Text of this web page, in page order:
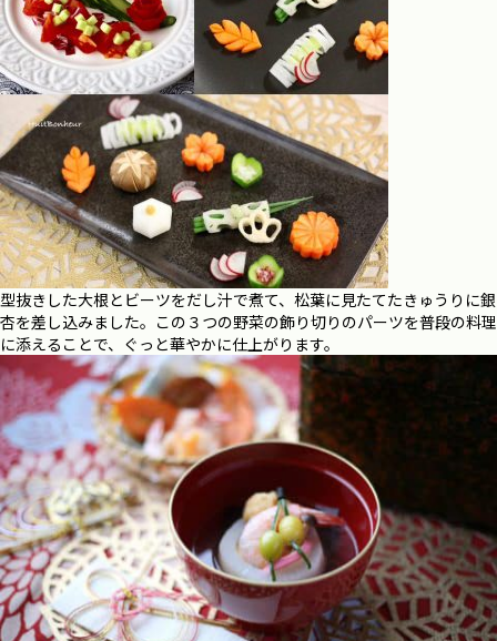
型抜きした大根とビーツをだし汁で煮て、松葉に見たてたきゅうりに銀
杏を差し込みました。この３つの野菜の飾り切りのパーツを普段の料理
に添えることで、ぐっと華やかに仕上がります。